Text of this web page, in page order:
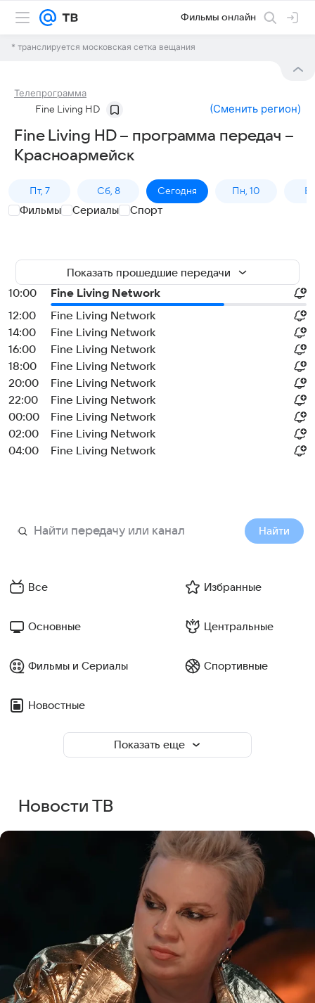
Фильмы онлайн
* транслируется московская сетка вещания
Телепрограмма
Fine Living HD (Сменить регион)
Fine Living HD – программа передач –
Красноармейск
Пт, 7 Сб, 8 Сегодня Пн, 10
Фильмы Сериалы Спорт
Показать прошедшие передачи
10:00
Fine Living Network
12:00
Fine Living Network
14:00
Fine Living Network
16:00
Fine Living Network
18:00
Fine Living Network
20:00
Fine Living Network
22:00
Fine Living Network
00:00
Fine Living Network
02:00
Fine Living Network
04:00
Fine Living Network
Найти
Все Избранные
Основные Центральные
Фильмы и Сериалы Спортивные
Новостные
Показать еще
Новости ТВ